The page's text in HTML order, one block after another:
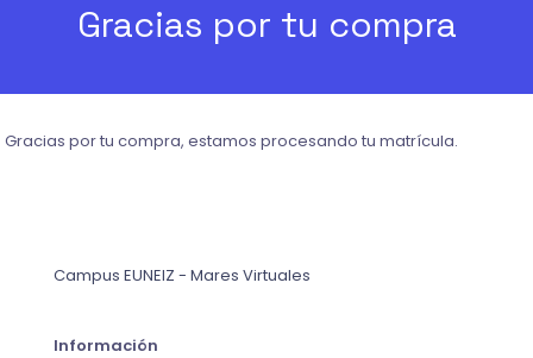
Gracias por tu compra
Gracias por tu compra, estamos procesando tu matrícula.
Campus EUNEIZ - Mares Virtuales
Información